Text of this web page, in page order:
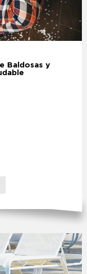
Baldosas y